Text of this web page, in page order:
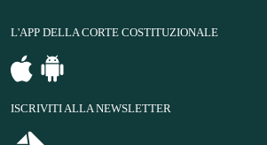
L'APP DELLA CORTE COSTITUZIONALE
ISCRIVITI ALLA NEWSLETTER